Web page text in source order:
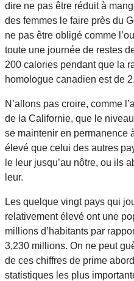
dire ne pas être réduit à
des femmes le faire près du
ne pas être obligé comme
toute une journée de restes
200 calories pendant que la
homologue canadien est de
N’allons pas croire, comme
de la Californie, que le
se maintenir en permanence
élevé que celui des autres
le leur jusqu’au nôtre, ou ils
leur.
Les quelque vingt pays qui
relativement élevé ont une
millions d’habitants par
3,230 millions. On ne peut
de ces chiffres de prime
statistiques les plus